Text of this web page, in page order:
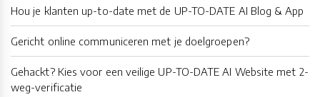
Hou je klanten up-to-date met de UP-TO-DATE AI Blog & App
Gericht online communiceren met je doelgroepen?
Gehackt? Kies voor een veilige UP-TO-DATE AI Website met 2-
weg-verificatie